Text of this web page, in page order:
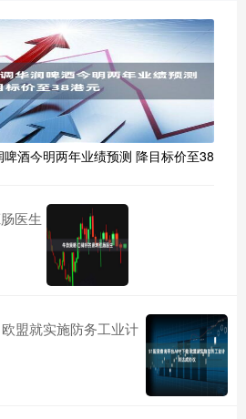
酒今明两年业绩预测 降目标价至38
医生
盟就实施防务工业计